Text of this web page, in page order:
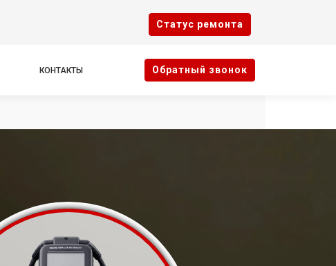
Cтатус ремонта
КОНТАКТЫ Oбратный звонок